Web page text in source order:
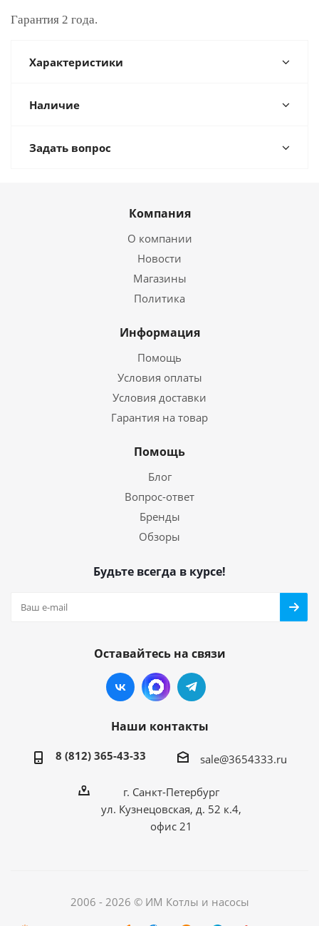
Гарантия 2 года.
Характеристики
Наличие
Задать вопрос
Компания
О компании
Новости
Магазины
Политика
Информация
Помощь
Условия оплаты
Условия доставки
Гарантия на товар
Помощь
Блог
Вопрос-ответ
Бренды
Обзоры
Будьте всегда в курсе!
Оставайтесь на связи
Наши контакты
8 (812) 365-43-33 sale@3654333.ru
г. Санкт-Петербург
ул. Кузнецовская, д. 52 к.4,
офис 21
2006 - 2026 © ИМ Котлы и насосы